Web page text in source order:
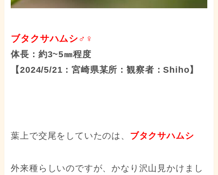
ブタクサハムシ♂♀
体長：約3~5㎜程度
【2024/5/21：宮崎県某所：観察者：Shiho】
葉上で交尾をしていたのは、 ブタクサハムシ
外来種らしいのですが、かなり沢山見かけまし